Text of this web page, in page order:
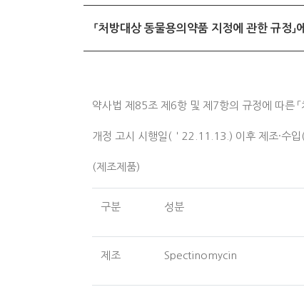
「처방대상 동물용의약품 지정에 관한 규정」
약사법 제85조 제6항 및 제7항의 규정에 따른
개정 고시 시행일(＇22.11.13.) 이후 제조·수
(제조제품)
구분 성분
제조 Spectinomycin